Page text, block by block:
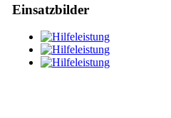
Einsatzbilder